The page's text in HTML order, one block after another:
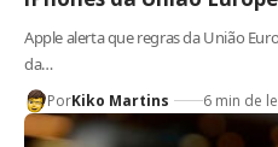
Apple alerta que regras da União
da…
PorKiko Martins 6 min de